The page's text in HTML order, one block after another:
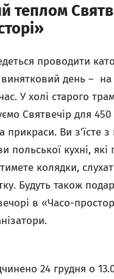
теплом
проводити
день – на
У холі старого
Святвечір для 450
прикраси. Ви з’їсте
польської кухні,
колядки,
Будуть також
в «Часо-
24 грудня о